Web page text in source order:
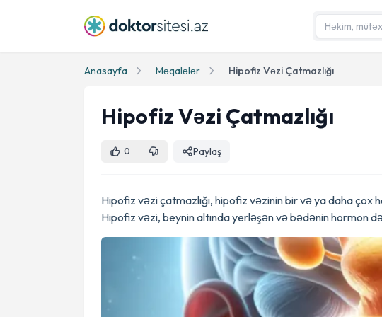
Anasayfa Məqalələr Hipofiz Vəzi Çatmazlığı
Hipofiz Vəzi Çatmazlığı
0 Paylaş
Hipofiz vəzi çatmazlığı, hipofiz vəzinin bir və ya daha
Hipofiz vəzi, beynin altında yerləşən və bədənin hormon